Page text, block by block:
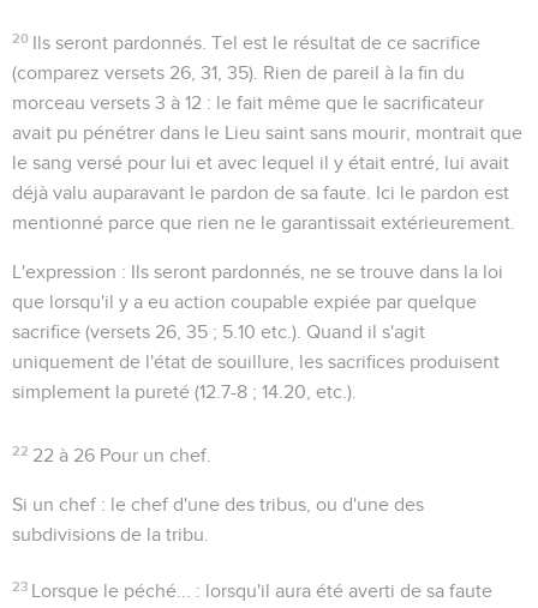
20 Ils seront pardonnés . Tel est le résultat de ce sacrifice
(comparez versets 26, 31, 35). Rien de pareil à la fin du
morceau versets 3 à 12 : le fait même que le sacrificateur
avait pu pénétrer dans le Lieu saint sans mourir, montrait que
le sang versé pour lui et avec lequel il y était entré, lui avait
déjà valu auparavant le pardon de sa faute. Ici le pardon est
mentionné parce que rien ne le garantissait extérieurement.
L'expression : Ils seront pardonnés , ne se trouve dans la loi
que lorsqu'il y a eu action coupable expiée par quelque
sacrifice (versets 26, 35 ; 5.10 etc.). Quand il s'agit
uniquement de l'état de souillure, les sacrifices produisent
simplement la pureté (12.7-8 ; 14.20 , etc.).
22 22 à 26 Pour un chef.
Si un chef : le chef d'une des tribus, ou d'une des
subdivisions de la tribu.
23 Lorsque le péché...
: lorsqu'il aura été averti de sa faute